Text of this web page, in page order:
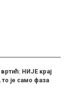
вртић: НИЈЕ крај
је само фаза